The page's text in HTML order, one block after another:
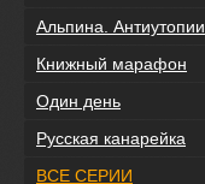
Альпина. Антиутопии
Книжный марафон
Один день
Русская канарейка
ВСЕ СЕРИИ